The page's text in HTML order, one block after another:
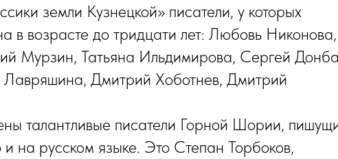
земли Кузнецкой» писатели, у которых
в возрасте до тридцати лет: Любовь Никонова,
Мурзин, Татьяна Ильдимирова, Сергей
Дмитрий Хоботнев, Дмитрий
талантливые писатели Горной Шории,
на русском языке. Это Степан Торбоков,